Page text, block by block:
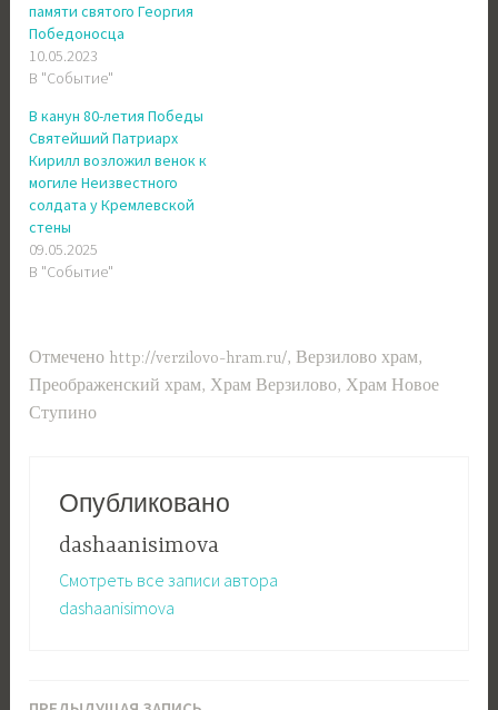
памяти святого Георгия
Победоносца
10.05.2023
В "Событие"
В канун 80-летия Победы
Святейший Патриарх
Кирилл возложил венок к
могиле Неизвестного
солдата у Кремлевской
стены
09.05.2025
В "Событие"
Отмечено http://verzilovo-hram.ru/, Верзилово храм,
Преображенский храм,Храм Верзилово,Храм Новое
Ступино
Опубликовано
dashaanisimova
Смотреть все записи автора
dashaanisimova